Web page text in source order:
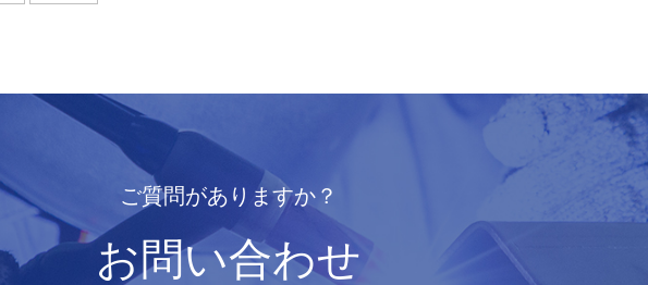
ご質問がありますか？
お問い合わせ